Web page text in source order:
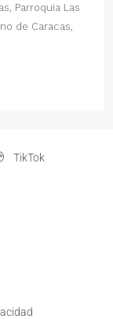
Parroquia Las
de Caracas,
TikTok